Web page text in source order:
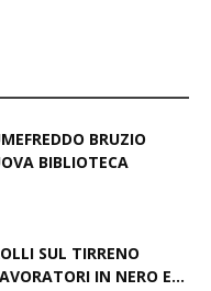
BRUZIO
BIBLIOTECA
SUL TIRRENO
IN NERO E...